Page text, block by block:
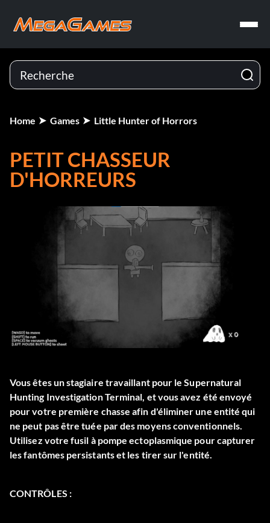
Home Games Little Hunter of Horrors
PETIT CHASSEUR
D'HORREURS
Vous êtes un stagiaire travaillant pour le Supernatural
Hunting Investigation Terminal, et vous avez été envoyé
pour votre première chasse afin d'éliminer une entité qui
ne peut pas être tuée par des moyens conventionnels.
Utilisez votre fusil à pompe ectoplasmique pour capturer
les fantômes persistants et les tirer sur l'entité.
CONTRÔLES :